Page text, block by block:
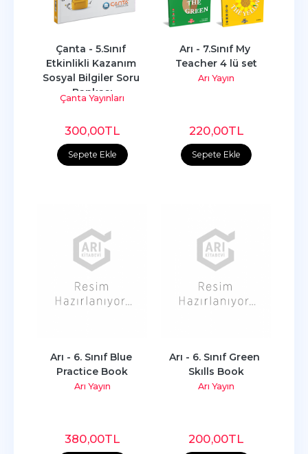
Sepete Ekle
Çanta - 5.Sınıf
Etkinlikli Kazanım
Sosyal Bilgiler Soru
Bankası
Çanta Yayınları
300,00TL
Sepete Ekle
Arı - 7.Sınıf My
Teacher 4 lü set
Arı Yayın
220,00TL
Arı - 6. Sınıf Blue
Practice Book
Arı Yayın
380,00TL
Arı - 6. Sınıf Green
Skılls Book
Arı Yayın
200,00TL